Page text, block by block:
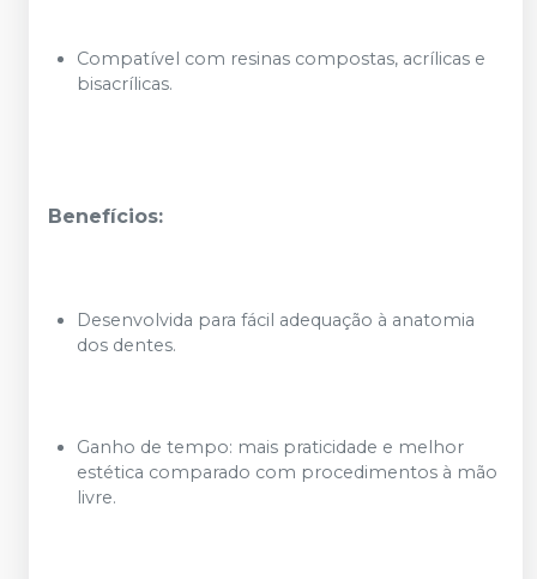
Compatível com resinas compostas, acrílicas e
bisacrílicas.
Benefícios:
Desenvolvida para fácil adequação à anatomia
dos dentes.
Ganho de tempo: mais praticidade e melhor
estética comparado com procedimentos à mão
livre.